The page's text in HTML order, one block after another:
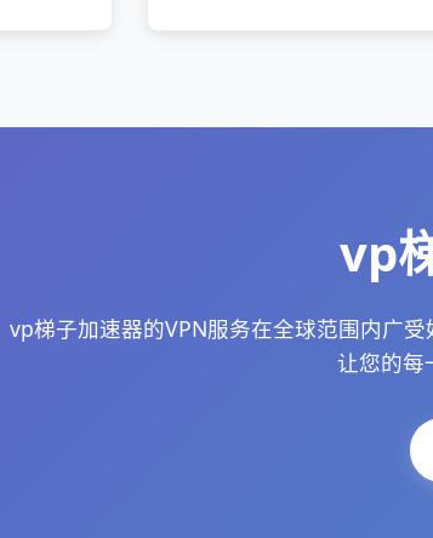
vp
vp梯子加速器的VPN服务在全球范围内广
让您的每